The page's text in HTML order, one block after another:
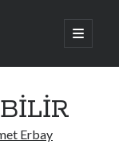
ana
menüyü
Erbay